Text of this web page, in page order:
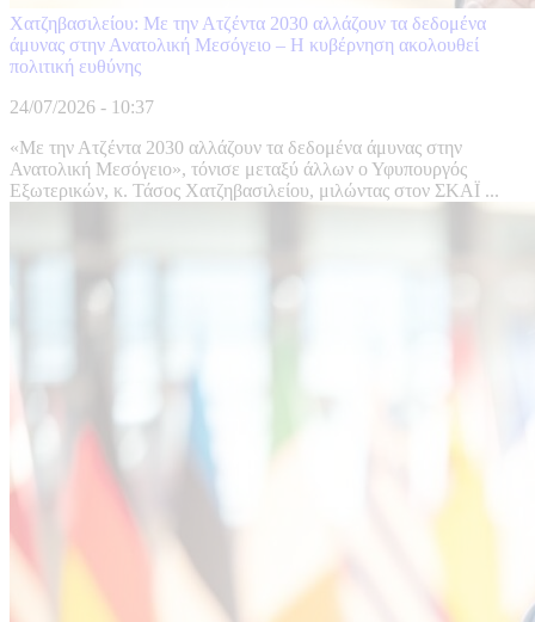
Χατζηβασιλείου: Με την Ατζέντα 2030 αλλάζουν τα δεδομένα
άμυνας στην Ανατολική Μεσόγειο – Η κυβέρνηση ακολουθεί
πολιτική ευθύνης
24/07/2026 - 10:37
«Με την Ατζέντα 2030 αλλάζουν τα δεδομένα άμυνας στην
Ανατολική Μεσόγειο», τόνισε μεταξύ άλλων ο Υφυπουργός
Εξωτερικών, κ. Τάσος Χατζηβασιλείου, μιλώντας στον ΣΚΑΪ ...